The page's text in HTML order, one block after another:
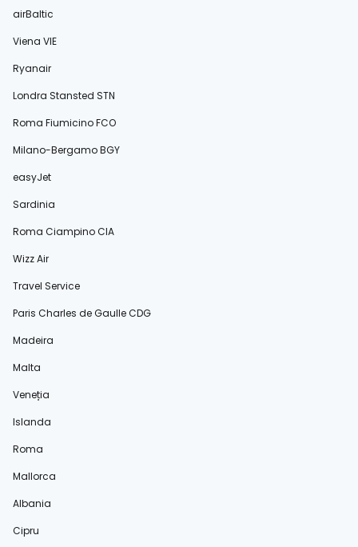
airBaltic
Viena VIE
Ryanair
Londra Stansted STN
Roma Fiumicino FCO
Milano-Bergamo BGY
easyJet
Sardinia
Roma Ciampino CIA
Wizz Air
Travel Service
Paris Charles de Gaulle CDG
Madeira
Malta
Veneția
Islanda
Roma
Mallorca
Albania
Cipru